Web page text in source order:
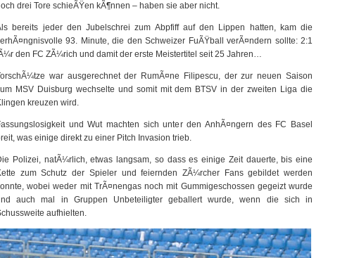
drei Tore schieÃŸen kÃ¶nnen – haben sie aber nicht.
bereits jeder den Jubelschrei zum Abpfiff auf den Lippen hatten, kam die
93. Minute, die den Schweizer FuÃŸball verÃ¤ndern sollte: 2:1
den FC ZÃ¼rich und damit der erste Meistertitel seit 25 Jahren…
war ausgerechnet der RumÃ¤ne Filipescu, der zur neuen Saison
MSV Duisburg wechselte und somit mit dem BTSV in der zweiten Liga die
kreuzen wird.
und Wut machten sich unter den AnhÃ¤ngern des FC Basel
was einige direkt zu einer Pitch Invasion trieb.
Polizei, natÃ¼rlich, etwas langsam, so dass es einige Zeit dauerte, bis eine
zum Schutz der Spieler und feiernden ZÃ¼rcher Fans gebildet werden
wobei weder mit TrÃ¤nengas noch mit Gummigeschossen gegeizt wurde
auch mal in Gruppen Unbeteiligter geballert wurde, wenn die sich in
aufhielten.